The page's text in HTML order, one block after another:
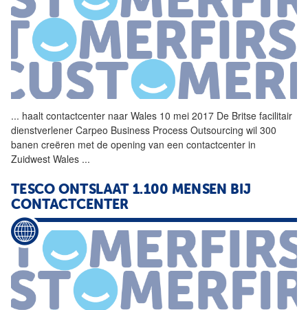
... haalt contactcenter naar Wales 10 mei 2017 De Britse facilitair
dienstverlener Carpeo Business Process Outsourcing wil 300
banen creëren met de opening van een contactcenter in
Zuidwest Wales ...
TESCO ONTSLAAT 1.100 MENSEN BIJ
CONTACTCENTER